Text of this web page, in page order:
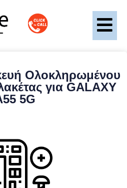
Ολοκληρωμένου
για GALAXY
5G